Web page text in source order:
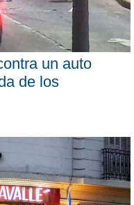
un auto
de los